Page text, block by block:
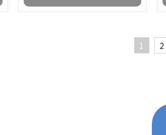
1 2